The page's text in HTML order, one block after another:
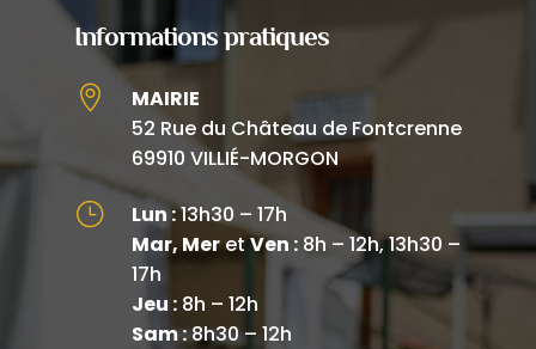
Informations pratiques

MAIRIE
52 Rue du Château de Fontcrenne
69910 VILLIÉ-MORGON
} Lun :13h30 – 17h
Mar, MeretVen :8h – 12h, 13h30 –
17h
Jeu :8h – 12h
Sam :8h30 – 12h